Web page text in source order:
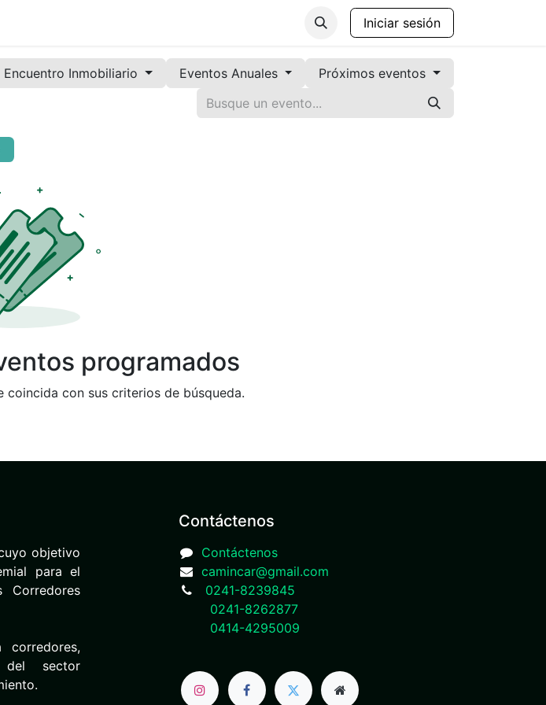
ContáctenosIniciar sesión
Encuentro Inmobiliario Eventos Anuales Próximos eventos
programados
coincida con sus criterios de búsqueda.
objetivo
para el
Corredores
corredores,
del sector
Contáctenos
Contáctenos
camincar@gmail.com
0241-8239845
0241-8262877
0414-4295009